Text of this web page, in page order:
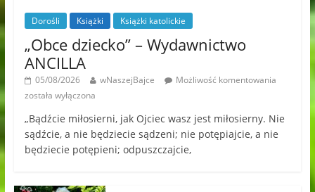
Dorośli Książki Książki katolickie
„Obce dziecko” – Wydawnictwo
ANCILLA
05/08/2026 wNaszejBajce
Możliwość komentowania
została wyłączona
„Bądźcie miłosierni, jak Ojciec wasz jest miłosierny. Nie
sądźcie, a nie będziecie sądzeni; nie potępiajcie, a nie
będziecie potępieni; odpuszczajcie,